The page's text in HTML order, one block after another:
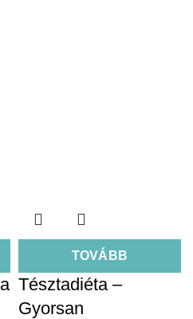
TOVÁBB
Tésztadiéta –
Gyorsan